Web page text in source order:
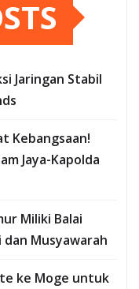
Jaringan Stabil
Kebangsaan!
Jaya-Kapolda
Miliki Balai
Musyawarah
ke Moge untuk